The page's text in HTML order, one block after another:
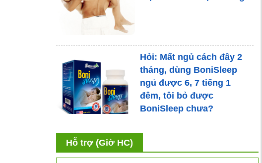
Hỏi: Mất ngủ cách đây 2
tháng, dùng BoniSleep
ngủ được 6, 7 tiếng 1
đêm, tôi bỏ được
BoniSleep chưa?
Hỏi: Dùng BoniHappy sau
Hỗ trợ (Giờ HC)